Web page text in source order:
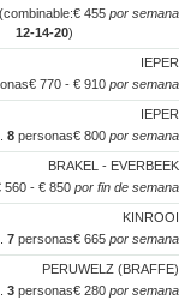
€ 455 por semana
12‑14‑20)
IEPER
€ 770 - € 910 por semana
IEPER
€ 800 por semana
8 personas
BRAKEL - EVERBEEK
560 - € 850 por fin de semana
KINROOI
€ 665 por semana
7 personas
PERUWELZ (BRAFFE)
€ 280 por semana
3 personas